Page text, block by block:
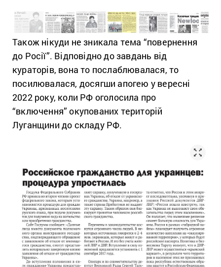
Також нікуди не зникала тема “повернення
до Росії”. Відповідно до завдань від
кураторів, вона то послаблювалася, то
посилювалася, досягши апогею у вересні
2022 року, коли РФ оголосила про
“включення” окупованих територій
Луганщини до складу РФ.